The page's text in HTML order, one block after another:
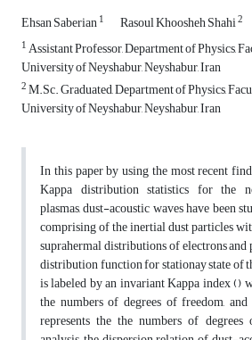
Ehsan Saberian1 Rasoul Khoosheh Shahi2
1Assistant Professor, Department of Physics,
University of Neyshabur, Neyshabur, Iran
2M.Sc. Graduated, Department of Physics,
University of Neyshabur, Neyshabur, Iran
In this paper by using the most recent
Kappa distribution statistics for the
plasmas, dust-acoustic waves have been
comprising of the inertial dust particles
suprahermal distributions of electrons
distribution function for stationay state of
is labeled by an invariant Kappa index ()
the numbers of degrees of freedom,
represents the the numbers of